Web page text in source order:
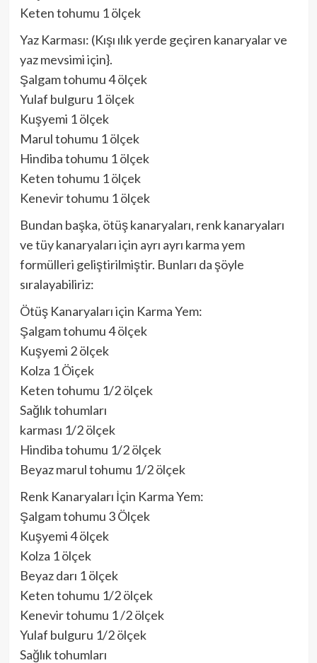
Keten tohumu 1 ölçek
Yaz Karması: (Kışı ılık yerde geçiren kanaryalar ve
yaz mevsimi için}.
Şalgam tohumu 4 ölçek
Yulaf bulguru 1 ölçek
Kuşyemi 1 ölçek
Marul tohumu 1 ölçek
Hindiba tohumu 1 ölçek
Keten tohumu 1 ölçek
Kenevir tohumu 1 ölçek
Bundan başka, ötüş kanaryaları, renk kanaryaları
ve tüy kanaryaları için ayrı ayrı karma yem
formülleri geliştirilmiştir. Bunları da şöyle
sıralayabiliriz:
Ötüş Kanaryaları için Karma Yem:
Şalgam tohumu 4 ölçek
Kuşyemi 2 ölçek
Kolza 1 Öiçek
Keten tohumu 1/2 ölçek
Sağlık tohumları
karması 1/2 ölçek
Hindiba tohumu 1/2 ölçek
Beyaz marul tohumu 1/2 ölçek
Renk Kanaryaları İçin Karma Yem:
Şalgam tohumu 3 Ölçek
Kuşyemi 4 ölçek
Kolza 1 ölçek
Beyaz darı 1 ölçek
Keten tohumu 1/2 ölçek
Kenevir tohumu 1 /2 ölçek
Yulaf bulguru 1/2 ölçek
Sağlık tohumları